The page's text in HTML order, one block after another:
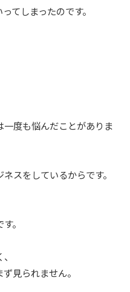
てしまったのです。
度も悩んだことがありま
スをしているからです。
。
見られません。